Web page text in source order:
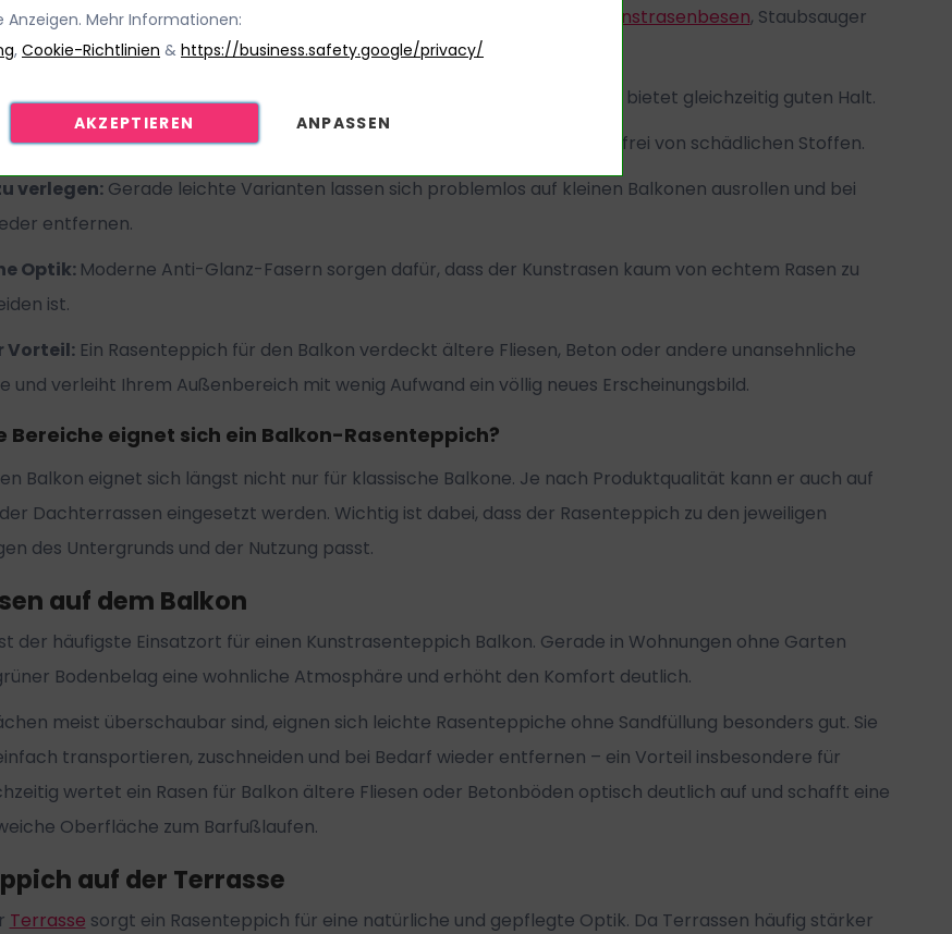
Mehr Informationen:
, Cookie-Richtlinien & https://business.safety.google/privacy/
AKZEPTIEREN ANPASSEN
Laub, Staub oder kleine Verschmutzungen lassen sich einfach mit Kunstrasenbesen, Staubsauger
entfernen.
weich:Die Oberfläche fühlt sich beim Barfußlaufen angenehm an und bietet gleichzeitig guten Halt.
Kinder und Haustiere:Moderne Kunstrasen sind rutschfest, weich und frei von schädlichen Stoffen.
verlegen:Gerade leichte Varianten lassen sich problemlos auf kleinen Balkonen ausrollen und bei
entfernen.
Optik: Moderne Anti-Glanz-Fasern sorgen dafür, dass der Kunstrasen kaum von echtem Rasen zu
ist.
Vorteil:Ein Rasenteppich für den Balkon verdeckt ältere Fliesen, Beton oder andere unansehnliche
und verleiht Ihrem Außenbereich mit wenig Aufwand ein völlig neues Erscheinungsbild.
Bereiche eignet sich ein Balkon-Rasenteppich?
Balkon eignet sich längst nicht nur für klassische Balkone. Je nach Produktqualität kann er auch auf
Dachterrassen eingesetzt werden. Wichtig ist dabei, dass der Rasenteppich zu den jeweiligen
des Untergrunds und der Nutzung passt.
auf dem Balkon
der häufigste Einsatzort für einen Kunstrasenteppich Balkon. Gerade in Wohnungen ohne Garten
Bodenbelag eine wohnliche Atmosphäre und erhöht den Komfort deutlich.
meist überschaubar sind, eignen sich leichte Rasenteppiche ohne Sandfüllung besonders gut. Sie
transportieren, zuschneiden und bei Bedarf wieder entfernen – ein Vorteil insbesondere für
wertet ein Rasen für Balkon ältere Fliesen oder Betonböden optisch deutlich auf und schafft eine
Oberfläche zum Barfußlaufen.
auf der Terrasse
Terrasse sorgt ein Rasenteppich für eine natürliche und gepflegte Optik. Da Terrassen häufig stärker